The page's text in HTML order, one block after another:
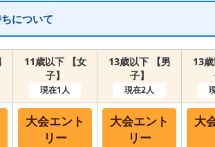
について
場合に、随時受付が再開となります。
11歳以下 【女
子】
現在1人
13歳以下 【男
子】
現在2人
13
大会エント
リー
大会エント
リー
大